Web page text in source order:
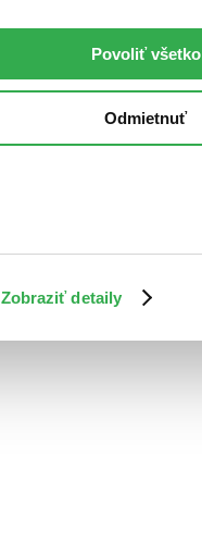
Zobraziť detaily
Povoliť všetko
Odmietnuť